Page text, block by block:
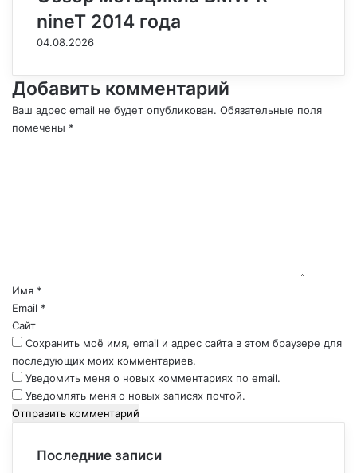
nineT 2014 года
04.08.2026
Добавить комментарий
Ваш адрес email не будет опубликован. Обязательные поля
помечены *
р
и
й
*
Имя *
Email *
Сайт
Сохранить моё имя, email и адрес сайта в этом браузере для
последующих моих комментариев.
Уведомить меня о новых комментариях по email.
Уведомлять меня о новых записях почтой.
Последние записи